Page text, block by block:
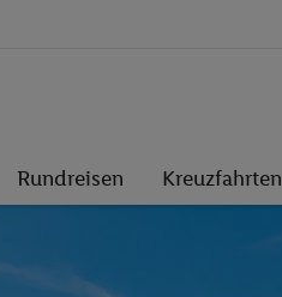
Rundreisen Kreuzfahrten